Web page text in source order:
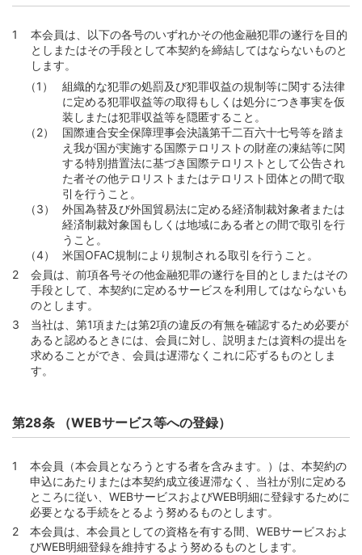
本会員は、以下の各号のいずれかその他金融犯罪の遂行を目的
としまたはその手段として本契約を締結してはならないものと
します。
組織的な犯罪の処罰及び犯罪収益の規制等に関する法律
に定める犯罪収益等の取得もしくは処分につき事実を仮
装しまたは犯罪収益等を隠匿すること。
国際連合安全保障理事会決議第千二百六十七号等を踏ま
え我が国が実施する国際テロリストの財産の凍結等に関
する特別措置法に基づき国際テロリストとして公告され
た者その他テロリストまたはテロリスト団体との間で取
引を行うこと。
外国為替及び外国貿易法に定める経済制裁対象者または
経済制裁対象国もしくは地域にある者との間で取引を行
うこと。
米国OFAC規制により規制される取引を行うこと。
会員は、前項各号その他金融犯罪の遂行を目的としまたはその
手段として、本契約に定めるサービスを利用してはならないも
のとします。
当社は、第1項または第2項の違反の有無を確認するため必要が
あると認めるときには、会員に対し、説明または資料の提出を
求めることができ、会員は遅滞なくこれに応ずるものとしま
す。
第28条 （WEBサービス等への登録）
本会員（本会員となろうとする者を含みます。）は、本契約の
申込にあたりまたは本契約成立後遅滞なく、当社が別に定める
ところに従い、WEBサービスおよびWEB明細に登録するために
必要となる手続をとるよう努めるものとします。
本会員は、本会員としての資格を有する間、WEBサービスおよ
びWEB明細登録を維持するよう努めるものとします。